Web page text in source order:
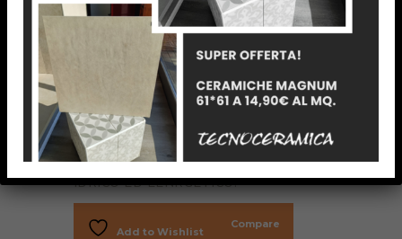
LINEA ESSENTIAL
MISCELATORE MONOCOMANDO
CRAETO DALL’AZIENDA LEADER
TRES CON PROFILO ED ANGOLI
ARROTODATI CHE CREA UN
AFFETTO UNICO CON LO SCORRERE
DELL’ACQUA.LE CARATTERISTICHE
INTERNE SONO FONTI DI UNO
STUDIO DEDICATI AL RISPARMIO
IDRICO ED EENRGETICO.
Add to Wishlist
Compare